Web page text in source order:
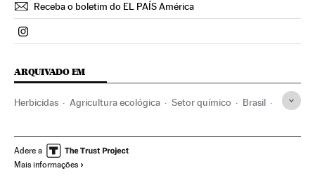
Receba o boletim do EL PAÍS América
Politica El País Brasil en Instagram
ARQUIVADO EM
Herbicidas Agricultura ecológica Setor químico Brasil
Agronegócio Indústria
Termômetro Econômico e Social da América Latina
Adere a
Mais informações